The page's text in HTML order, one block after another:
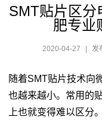
SMT贴片区分
肥专业
2020-04-27 发
随着SMT贴片技术向
也越来越小。常用的
上也就变得难以区分